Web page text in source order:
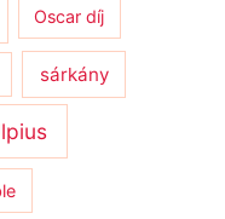
Oscar díj
sárkány